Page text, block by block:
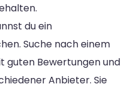
du ein
Suche nach einem
guten Bewertungen und
Anbieter. Sie